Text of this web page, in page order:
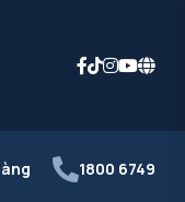
1800 6749